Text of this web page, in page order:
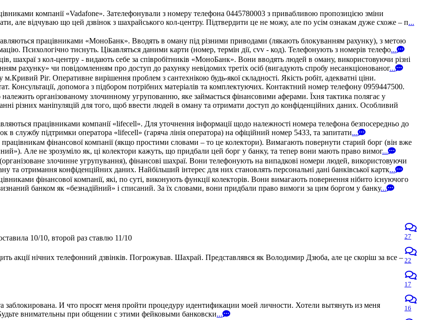
компанії «Vadafone». Зателефонували з номеру телефона 0445780003 з привабливою пропозицією зміни
але відчуваю що цей дзвінок з шахрайського кол-центру. Підтвердити це не можу, але по усім ознакам дуже схоже – п...
працівниками «МоноБанк». Вводять в оману під різними приводами (лякають блокуванням рахунку), з метою
Психологічно тиснуть. Цікавляться даними карти (номер, термін дії, cvv - код). Телефонують з номерів телефо...
шахраї з кол-центру - видають себе за співробітників «МоноБанк». Вони вводять людей в оману, використовуючи різні
рахунку» чи повідомленням про доступ до рахунку невідомих третіх осіб (вигадують спробу несанкціонованог...
Ріг. Оперативне вирішення проблем з сантехнікою будь-якої складності. Якість робіт, адекватні ціни.
Консультації, допомога з підбором потрібних матеріалів та комплектуючих. Контактний номер телефону 0959447500.
організованому злочинному угрупованню, яке займається фінансовими аферами. Їхня тактика полягає у
різних маніпуляцій для того, щоб ввести людей в оману та отримати доступ до конфіденційних даних. Особливий
працівниками компанії «lifecell». Для уточнення інформації щодо належності номера телефона безпосередньо до
в службу підтримки оператора «lifecell» (гаряча лінія оператора) на офіційний номер 5433, та запитати...
фінансової компанії (якщо простими словами – то це колектори). Вимагають повернути старий борг (він вже
Але не зрозуміло як, ці колектори кажуть, що придбали цей борг у банку, та тепер вони мають право вимог...
злочинне угрупування), фінансові шахраї. Вони телефонують на випадкові номери людей, використовуючи
та отримання конфіденційних даних. Найбільший інтерес для них становлять персональні дані банківської картк...
фінансової компанії, які, по суті, виконують функції колекторів. Вони вимагають повернення нібито існуючого
банком як «безнадійний» і списаний. За їх словами, вони придбали право вимоги за цим боргом у банку...
10/10, второй раз ставлю 11/10
27
акції нічних телефонний дзвінків. Погрожував. Шахрай. Представлявся як Володимир Дзюба, але це скоріш за все – 22
17
И что просят меня пройти процедуру идентификации моей личности. Хотели вытянуть из меня
внимательны при общении с этими фейковыми банковски...
16